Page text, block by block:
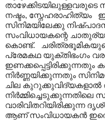
നഷ്ടം, സ്നേഹരാഹിത്യം
സിനിമയിലേക്കു
സംവിധായകന്റെ
കൊണ്ട്.
പ്രേമകഥ യുക്തിഭംഗം
നിർണ്ണയിക്കുന്നതും
ചില കുറുക്കുവിദ്യകളാൽ
വാരിവിതറിയിരിക്കുന്ന
ആണ് സംവിധായകൻ